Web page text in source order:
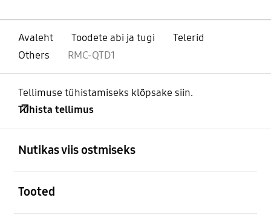
Avaleht Toodete abi ja tugi
Telerid
Others
RMC-QTD1
Tellimuse tühistamiseks klõpsake siin.
Tühista tellimus
Nutikas viis ostmiseks
Tooted